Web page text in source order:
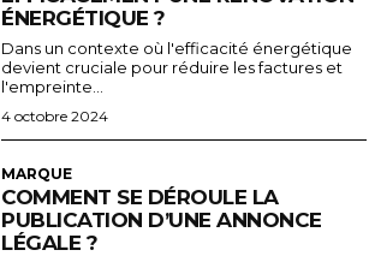
ÉNERGÉTIQUE ?
Dans un contexte où l'efficacité énergétique
devient cruciale pour réduire les factures et
l'empreinte...
4 octobre 2024
MARQUE
COMMENT SE DÉROULE LA
PUBLICATION D’UNE ANNONCE
LÉGALE ?